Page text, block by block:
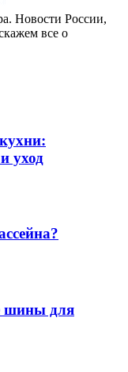
Новости России,
все о
уход
шины для